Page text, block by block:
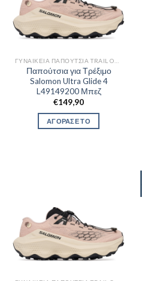
Παπούτσια για Τρέξιμο
Salomon Ultra Glide 4
L49149200 Μπεζ
€149,90
ΑΓΟΡΑΣΕ ΤΟ